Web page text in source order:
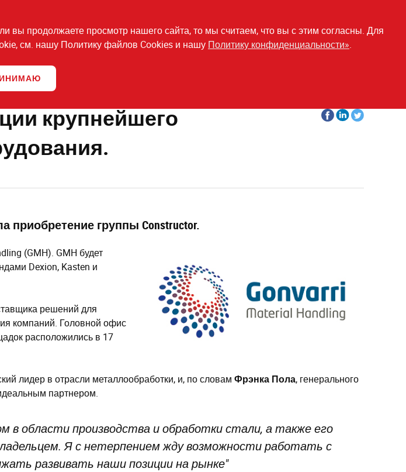
продолжаете просмотр нашего сайта, то мы считаем, что вы с этим согласны. Для
см. нашу Политику файлов Cookies и нашу Политику конфиденциальности».
ПРОЕКТЫ КОНТАКТЫ
и СМИ
крупнейшего
Share
on
ShareShare
on
приобретение группы Constructor.
(GMH). GMH будет
Dexion, Kasten и
решений для
компаний. Головной офис
расположились в 17
лидер в отрасли металлообработки, и, по словам Фрэнка Пола, генерального
партнером.
области производства и обработки стали, а также его
Я с нетерпением жду возможности работать с
развивать наши позиции на рынке"